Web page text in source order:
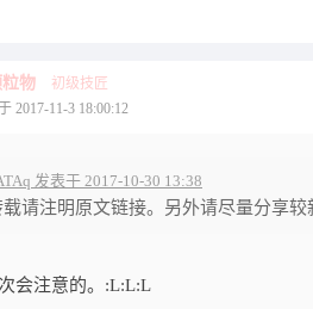
物
初级技匠
2017-11-3 18:00:12
发表于 2017-10-30 13:38
载请注明原文链接。另外请尽量分享较
会注意的。:L:L:L